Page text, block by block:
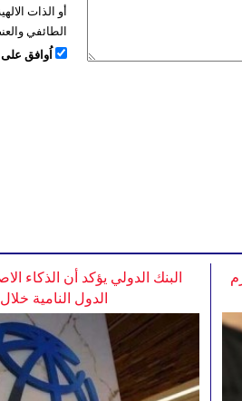
أو الذات
الطائفي
اُوافق
البنك الدولي يؤكد أن الذكاء
الدول النامية